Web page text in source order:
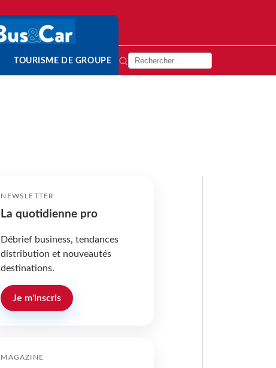
TOURISME DE GROUPE
NEWSLETTER
La quotidienne pro
Débrief business, tendances
distribution et nouveautés
destinations.
Je m'inscris
MAGAZINE